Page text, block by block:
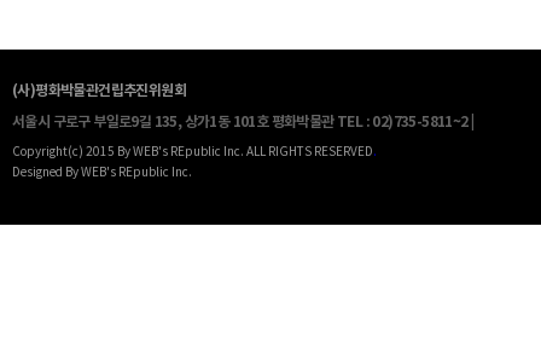
(사)평화박물관건립추진위원회
서울시 구로구 부일로9길 135, 상가1동 101호 평화박물관 TEL : 02)735-5811~2 |
Copyright(c) 2015 By WEB's REpublic Inc. ALL RIGHTS RESERVED.
Designed By WEB's REpublic Inc.